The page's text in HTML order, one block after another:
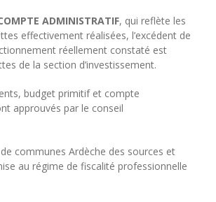
ADMINISTRATIF, qui reflète les
effectivement réalisées, l’excédent de
réellement constaté est
de la section d’investissement.
budget primitif et compte
approuvés par le conseil
communes Ardèche des sources et
au régime de fiscalité professionnelle